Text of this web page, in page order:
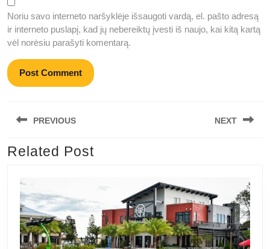
Noriu savo interneto naršyklėje išsaugoti vardą, el. pašto adresą
ir interneto puslapį, kad jų nebereiktų įvesti iš naujo, kai kitą kartą
vėl norėsiu parašyti komentarą.
tarp
įrašų
PREVIOUS
Previous
NEXT
Related Post